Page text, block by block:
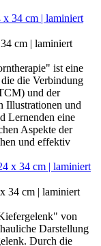
cm | laminiert
ist eine
die Verbindung
und der
Illustrationen und
Lernenden eine
Aspekte der
und effektiv
34 cm | laminiert
von
Darstellung
Durch die